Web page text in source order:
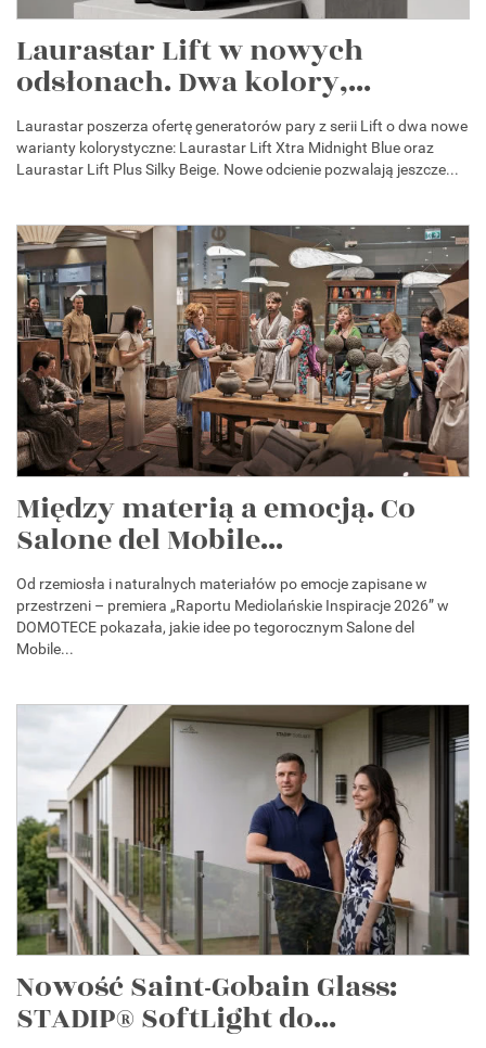
Laurastar Lift w nowych
odsłonach. Dwa kolory,...
Laurastar poszerza ofertę generatorów pary z serii Lift o dwa nowe
warianty kolorystyczne: Laurastar Lift Xtra Midnight Blue oraz
Laurastar Lift Plus Silky Beige. Nowe odcienie pozwalają jeszcze...
Między materią a emocją. Co
Salone del Mobile...
Od rzemiosła i naturalnych materiałów po emocje zapisane w
przestrzeni – premiera „Raportu Mediolańskie Inspiracje 2026” w
DOMOTECE pokazała, jakie idee po tegorocznym Salone del
Mobile...
Nowość Saint-Gobain Glass:
STADIP® SoftLight do...